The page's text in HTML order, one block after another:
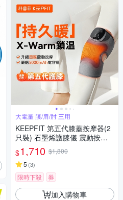
大電量 膝/肩/肘 三用
KEEPFIT 第五代膝蓋按摩器(2
只裝) 石墨烯護膝儀 震動按摩
+熱敷(3檔模式/5檔溫控)
$1,710 $1,800
5 (3)
限時下殺 券
加入購物車